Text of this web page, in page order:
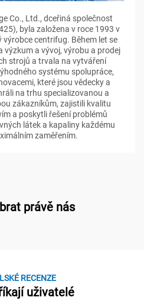
Co., Ltd., dceřiná společnost
byla založena v roce 1993 v
výrobce centrifug. Během let se
výzkum a vývoj, výrobu a prodej
strojů a trvala na vytváření
systému spolupráce,
které jsou vědecky a
na trhu specializovanou a
zákazníkům, zajistili kvalitu
a poskytli řešení problémů
látek a kapaliny každému
zaměřením.
právě nás
RECENZE
uživatelé